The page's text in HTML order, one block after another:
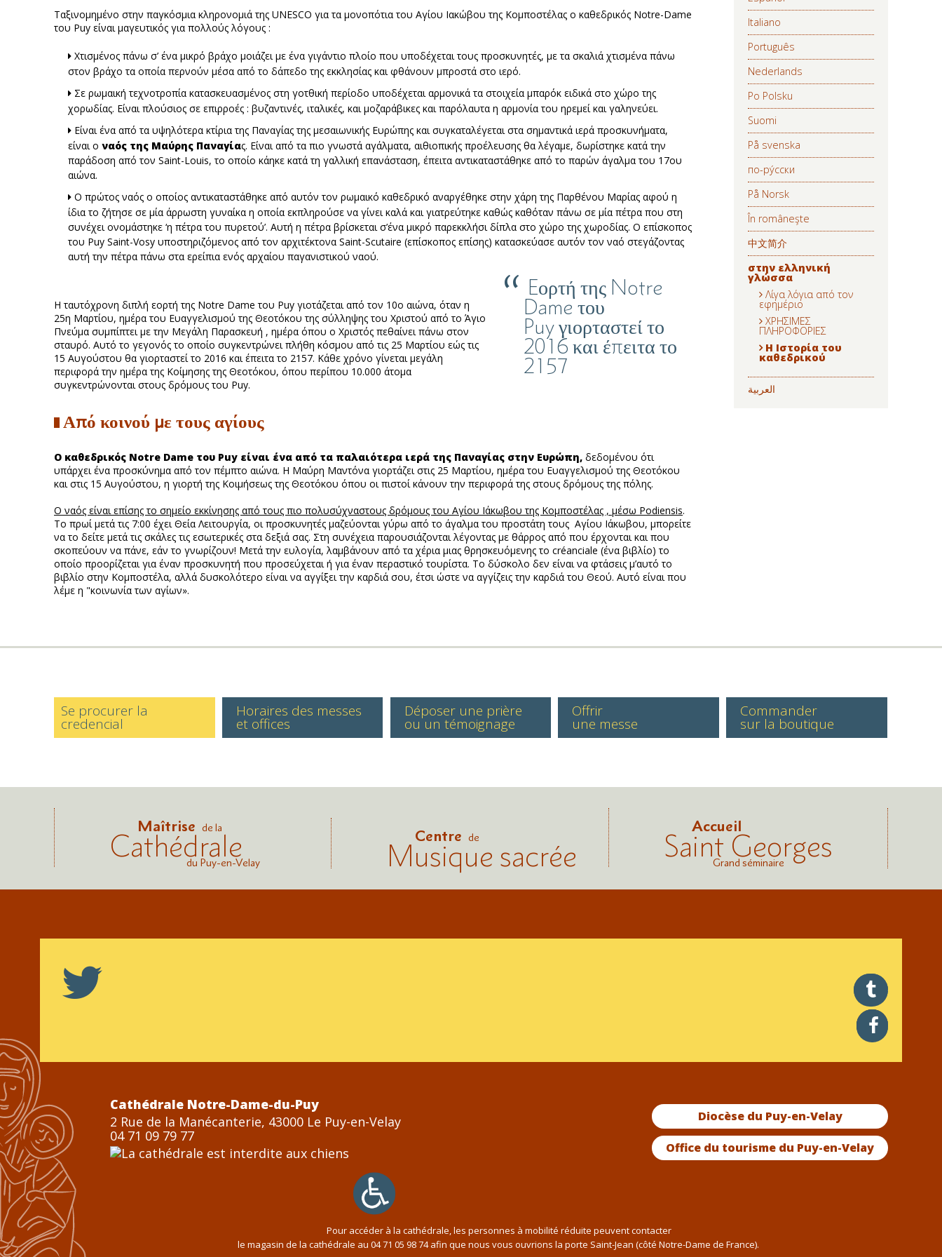
Italiano
Português
Nederlands
Po Polsku
Suomi
På svenska
по-ру́сски
På Norsk
În româneşte
中文简介
στην ελληνική
γλώσσα
Λίγα λόγια από τον
εφημέριο
ΧΡΗΣΙΜEΣ
ΠΛΗΡΟΦΟΡΙΕΣ
Η Ιστορία του
καθεδρικού
العربية
Ταξινομημένο στην παγκόσμια κληρονομιά της UNESCO για τα μονοπότια του Αγίου Ιακώβου της Κομποστέλας ο καθεδρικός Notre-Dame
του Puy είναι μαγευτικός για πολλούς λόγους :
Χτισμένος πάνω σ’ ένα μικρό βράχο μοιάζει με ένα γιγάντιο πλοίο που υποδέχεται τους προσκυνητές, με τα σκαλιά χτισμένα πάνω
στον βράχο τα οποία περνούν μέσα από το δάπεδο της εκκλησίας και φθάνουν μπροστά στο ιερό.
Σε ρωμαική τεχνοτροπία κατασκευασμένος στη γοτθική περίοδο υποδέχεται αρμονικά τα στοιχεία μπαρόκ ειδικά στο χώρο της
χορωδίας. Είναι πλούσιος σε επιρροές : βυζαντινές, ιταλικές, και μοζαράβικες και παρόλαυτα η αρμονία του ηρεμεί και γαληνεύει.
Είναι ένα από τα υψηλότερα κτίρια της Παναγίας της μεσαιωνικής Ευρώπης και συγκαταλέγεται στα σημαντικά ιερά προσκυνήματα,
είναι ο ναός της Μαύρης Παναγίας. Είναι από τα πιο γνωστά αγάλματα, αιθιοπικής προέλευσης θα λέγαμε, δωρίστηκε κατά την
παράδοση από τον Saint-Louis, το οποίο κάηκε κατά τη γαλλική επανάσταση, έπειτα αντικαταστάθηκε από το παρών άγαλμα του 17ου
αιώνα.
Ο πρώτος ναός ο οποίος αντικαταστάθηκε από αυτόν τον ρωμαικό καθεδρικό αναργέθηκε στην χάρη της Παρθένου Μαρίας αφού η
ίδια το ζήτησε σε μία άρρωστη γυναίκα η οποία εκπληρούσε να γίνει καλά και γιατρεύτηκε καθώς καθόταν πάνω σε μία πέτρα που στη
συνέχει ονομάστηκε ‘η πέτρα του πυρετού’. Αυτή η πέτρα βρίσκεται σ’ένα μικρό παρεκκλήσι δίπλα στο χώρο της χωροδίας. Ο επίσκοπος
του Puy Saint-Vosy υποστηριζόμενος από τον αρχιτέκτονα Saint-Scutaire (επίσκοπος επίσης) κατασκεύασε αυτόν τον ναό στεγάζοντας
αυτή την πέτρα πάνω στα ερείπια ενός αρχαίου παγανιστικού ναού.
Eορτή της Notre
Dame του
Puy γιορταστεί το
2016 και έπειτα το
2157
Η ταυτόχρονη διπλή εορτή της Notre Dame του Puy γιοτάζεται από τον 10ο αιώνα, όταν η
25η Μαρτίου, ημέρα του Ευαγγελισμού της Θεοτόκου της σύλληψης του Χριστού από το Άγιο
Πνεύμα συμπίπτει με την Μεγάλη Παρασκευή , ημέρα όπου ο Χριστός πεθαίνει πάνω στον
σταυρό. Αυτό το γεγονός το οποίο συγκεντρώνει πλήθη κόσμου από τις 25 Μαρτίου εώς τις
15 Αυγούστου θα γιορταστεί το 2016 και έπειτα το 2157. Κάθε χρόνο γίνεται μεγάλη
περιφορά την ημέρα της Κοίμησης της Θεοτόκου, όπου περίπου 10.000 άτομα
συγκεντρώνονται στους δρόμους του Puy.
Από κοινού με τους αγίους
Ο καθεδρικός Notre Dame του Puy είναι ένα από τα παλαιότερα ιερά της Παναγίας στην Ευρώπη, δεδομένου ότι
υπάρχει ένα προσκύνημα από τον πέμπτο αιώνα. Η Μαύρη Μαντόνα γιορτάζει στις 25 Μαρτίου, ημέρα του Ευαγγελισμού της Θεοτόκου
και στις 15 Αυγούστου, η γιορτή της Κοιμήσεως της Θεοτόκου όπου οι πιστοί κάνουν την περιφορά της στους δρόμους της πόλης.
Ο ναός είναι επίσης το σημείο εκκίνησης από τους πιο πολυσύχναστους δρόμους του Αγίου Ιάκωβου της Κομποστέλας , μέσω Podiensis.
Το πρωί μετά τις 7:00 έχει Θεία Λειτουργία, οι προσκυνητές μαζεύονται γύρω από το άγαλμα του προστάτη τους Αγίου Ιάκωβου, μπορείτε
να το δείτε μετά τις σκάλες τις εσωτερικές στα δεξιά σας. Στη συνέχεια παρουσιάζονται λέγοντας με θάρρος από που έρχονται και που
σκοπεύουν να πάνε, εάν το γνωρίζουν! Μετά την ευλογία, λαμβάνουν από τα χέρια μιας θρησκευόμενης το créanciale (ένα βιβλίο) το
οποίο προορίζεται για έναν προσκυνητή που προσεύχεται ή για έναν περαστικό τουρίστα. Το δύσκολο δεν είναι να φτάσεις μ’αυτό το
βιβλίο στην Κομποστέλα, αλλά δυσκολότερο είναι να αγγίξει την καρδιά σου, έτσι ώστε να αγγίζεις την καρδιά του Θεού. Αυτό είναι που
λέμε η "κοινωνία των αγίων».
Se procurer la
credencial
Horaires des messes
et offices
Déposer une prière
ou un témoignage
Offrir
une messe
Commander
sur la boutique
Maîtrise de la
Cathédrale
du Puy-en-Velay
Centre de
Musique sacrée
Accueil
Saint Georges
Grand séminaire
twitter
facebook
Diocèse du Puy-en-Velay
Office du tourisme du Puy-en-Velay
Cathédrale Notre-Dame-du-Puy
2 Rue de la Manécanterie, 43000 Le Puy-en-Velay
04 71 09 79 77
Pour accéder à la cathédrale, les personnes à mobilité réduite peuvent contacter
le magasin de la cathédrale au 04 71 05 98 74afin que nous vous ouvrions la porte Saint-Jean (côté Notre-Dame de France).